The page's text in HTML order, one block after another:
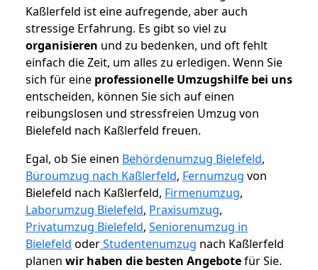
Kaßlerfeld ist eine aufregende, aber auch
stressige Erfahrung. Es gibt so viel zu
organisieren und zu bedenken, und oft fehlt
einfach die Zeit, um alles zu erledigen. Wenn Sie
sich für eine professionelle Umzugshilfe bei uns
entscheiden, können Sie sich auf einen
reibungslosen und stressfreien Umzug von
Bielefeld nach Kaßlerfeld freuen.
Egal, ob Sie einen Behördenumzug Bielefeld,
Büroumzug nach Kaßlerfeld, Fernumzug von
Bielefeld nach Kaßlerfeld, Firmenumzug,
Laborumzug Bielefeld, Praxisumzug,
Privatumzug Bielefeld, Seniorenumzug in
Bielefeld oderStudentenumzug nach Kaßlerfeld
planen wir haben die besten Angebotefür Sie.